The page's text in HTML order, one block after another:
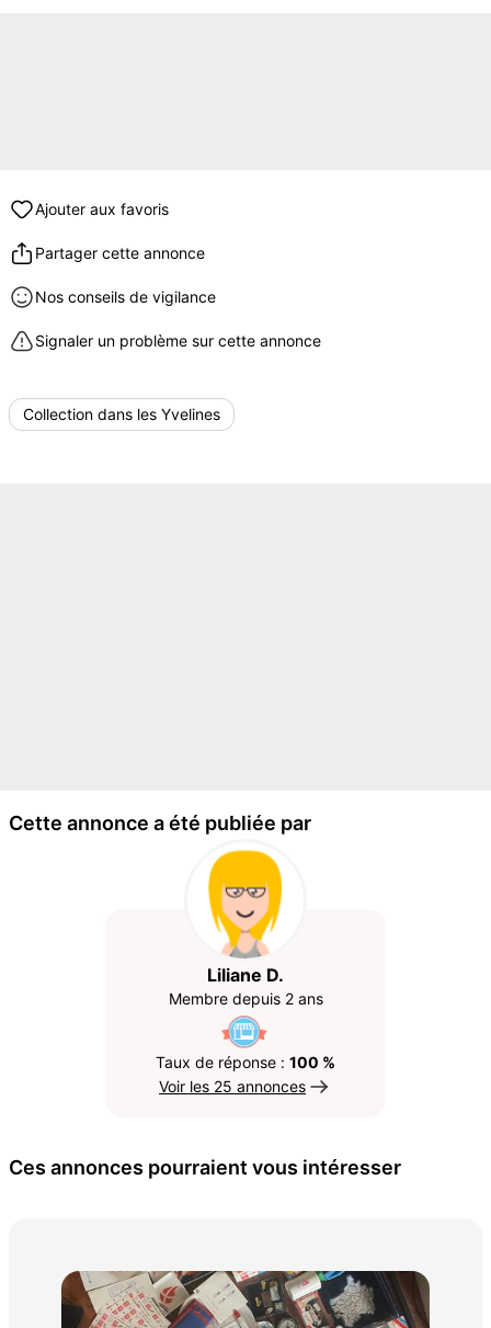
Ajouter aux favoris
Partager cette annonce
Nos conseils de vigilance
Signaler un problème sur cette annonce
Collection dans les Yvelines
Cette annonce a été publiée par
Liliane D.
Membre depuis 2 ans
Taux de réponse : 100 %
Voir les 25 annonces
Ces annonces pourraient vous intéresser